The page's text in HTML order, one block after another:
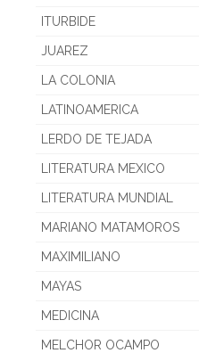
ITURBIDE
JUAREZ
LA COLONIA
LATINOAMERICA
LERDO DE TEJADA
LITERATURA MEXICO
LITERATURA MUNDIAL
MARIANO MATAMOROS
MAXIMILIANO
MAYAS
MEDICINA
MELCHOR OCAMPO